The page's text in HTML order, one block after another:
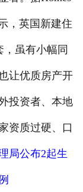
，英国新建住
虽有小幅同
让优质房产开
投资者、本地
资质过硬、口
局公布2起生